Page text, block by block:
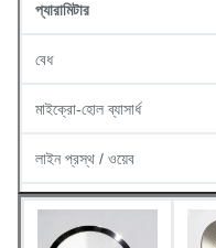
প্যারামিটার
বেধ
মাইক্রো-হোল ব্যাসার্ধ
লাইন প্রস্থ / ওয়েব
পৃষ্ঠতল সমাপ্তি